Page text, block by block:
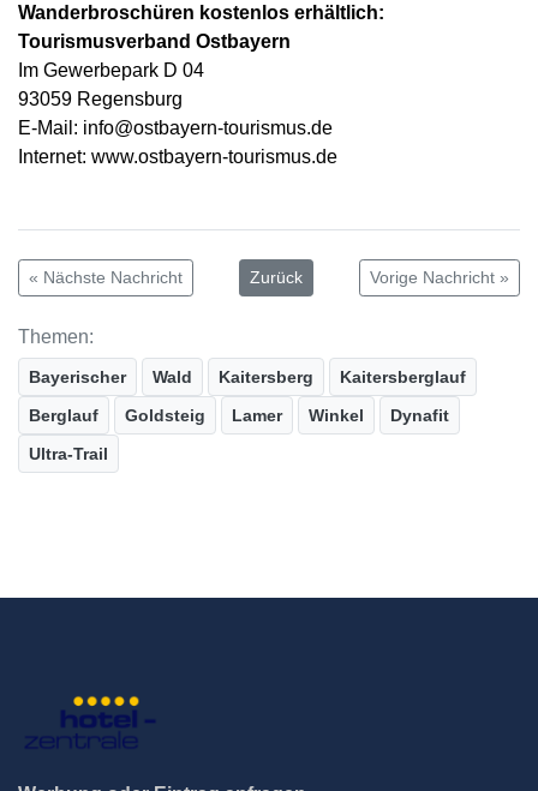
Wanderbroschüren kostenlos erhältlich:
Tourismusverband Ostbayern
Im Gewerbepark D 04
93059 Regensburg
E-Mail: info@ostbayern-tourismus.de
Internet: www.ostbayern-tourismus.de
« Nächste Nachricht Zurück Vorige Nachricht »
Themen:
Bayerischer Wald Kaitersberg
Kaitersberglauf
Berglauf
Goldsteig Lamer Winkel
Dynafit
Ultra-Trail